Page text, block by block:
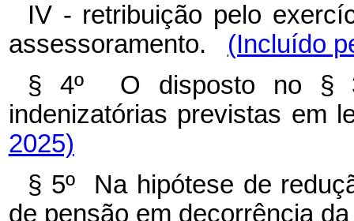
IV - retribuição pelo
assessoramento. (Incluído
§ 4º O disposto no §
indenizatórias previstas
2025)
§ 5º Na hipótese de
de pensão em decorrência